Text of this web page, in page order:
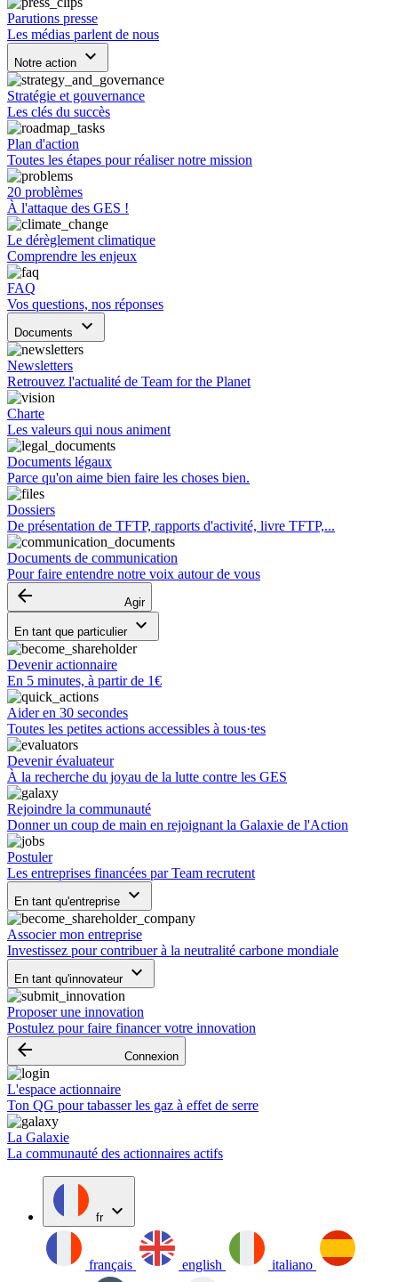
Parutions presse
Les médias parlent de nous
Notre action keyboard_arrow_down
Stratégie et gouvernance
Les clés du succès
Plan d'action
Toutes les étapes pour réaliser notre mission
20 problèmes
À l'attaque des GES !
Le dérèglement climatique
Comprendre les enjeux
FAQ
Vos questions, nos réponses
Documents keyboard_arrow_down
Newsletters
Retrouvez l'actualité de Team for the Planet
Charte
Les valeurs qui nous animent
Documents légaux
Parce qu'on aime bien faire les choses bien.
Dossiers
De présentation de TFTP, rapports d'activité, livre TFTP,...
Documents de communication
Pour faire entendre notre voix autour de vous
arrow_backward Agir
En tant que particulier keyboard_arrow_down
Devenir actionnaire
En 5 minutes, à partir de 1€
Aider en 30 secondes
Toutes les petites actions accessibles à tous·tes
Devenir évaluateur
À la recherche du joyau de la lutte contre les GES
Rejoindre la communauté
Donner un coup de main en rejoignant la Galaxie de l'Action
Postuler
Les entreprises financées par Team recrutent
En tant qu'entreprise keyboard_arrow_down
Associer mon entreprise
Investissez pour contribuer à la neutralité carbone mondiale
En tant qu'innovateur keyboard_arrow_down
Proposer une innovation
Postulez pour faire financer votre innovation
arrow_backward Connexion
L'espace actionnaire
Ton QG pour tabasser les gaz à effet de serre
La Galaxie
La communauté des actionnaires actifs
fr expand_more
français english italiano